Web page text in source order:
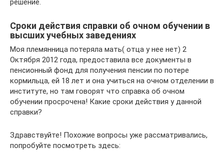
Сроки действия справки об очном обучении в
высших учебных заведениях
Моя племянница потеряла мать( отца у нее нет) 2
Октября 2012 года, предоставила все документы в
пенсионный фонд для получения пенсии по потере
кормильца, ей 18 лет и она учиться на очном отделении в
институте, но там говорят что справка об очном
обучении просрочена! Какие сроки действия у данной
справки?
Здравствуйте! Похожие вопросы уже рассматривались,
попробуйте посмотреть здесь: